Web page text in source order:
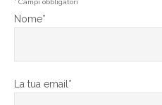
* Campi obbligatori
Nome*
La tua email*